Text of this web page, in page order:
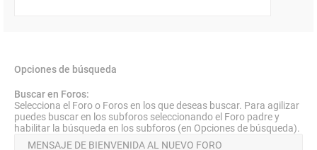
Opciones de búsqueda
Buscar en Foros:
Selecciona el Foro o Foros en los que deseas buscar. Para agilizar
puedes buscar en los subforos seleccionando el Foro padre y
habilitar la búsqueda en los subforos (en Opciones de búsqueda).